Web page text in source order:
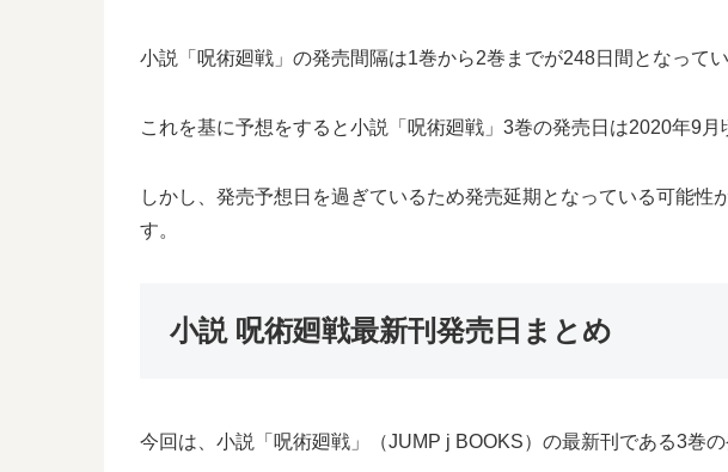
小説「呪術廻戦」の発売間隔は1巻から2巻までが248日間となってい
これを基に予想をすると小説「呪術廻戦」3巻の発売日は2020年9月
しかし、発売予想日を過ぎているため発売延期となっている可能
す。
小説 呪術廻戦最新刊発売日まとめ
今回は、小説「呪術廻戦」（JUMP j BOOKS）の最新刊である3巻